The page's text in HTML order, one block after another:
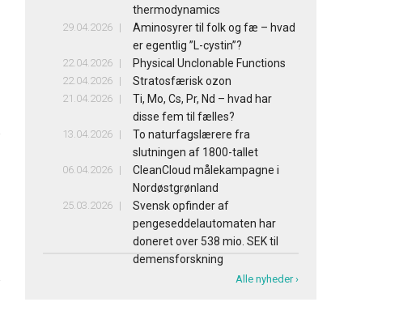
thermodynamics
29.04.2026
Aminosyrer til folk og fæ – hvad
er egentlig ”L-cystin”?
22.04.2026 Physical Unclonable Functions
22.04.2026 Stratosfærisk ozon
21.04.2026
Ti, Mo, Cs, Pr, Nd – hvad har
disse fem til fælles?
13.04.2026
To naturfagslærere fra
slutningen af 1800-tallet
06.04.2026
CleanCloud målekampagne i
Nordøstgrønland
25.03.2026
Svensk opfinder af
pengeseddelautomaten har
doneret over 538 mio. SEK til
demensforskning
Alle nyheder ›